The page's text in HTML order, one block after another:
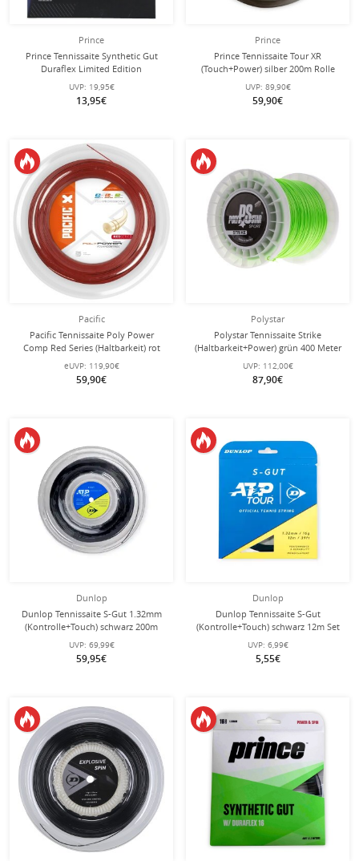
Prince
Prince Tennissaite Synthetic Gut
Duraflex Limited Edition
(Allround+Haltbarkeit) bunt 12m Set
UVP: 19,95€
13,95€
Prince
Prince Tennissaite Tour XR
(Touch+Power) silber 200m Rolle
UVP: 89,90€
59,90€
Pacific
Pacific Tennissaite Poly Power
Comp Red Series (Haltbarkeit) rot
200m Rolle
eUVP: 119,90€
59,90€
Polystar
Polystar Tennissaite Strike
(Haltbarkeit+Power) grün 400 Meter
Rolle
UVP: 112,00€
87,90€
Dunlop
Dunlop Tennissaite S-Gut 1.32mm
(Kontrolle+Touch) schwarz 200m
Rolle
UVP: 69,99€
59,95€
Dunlop
Dunlop Tennissaite S-Gut
(Kontrolle+Touch) schwarz 12m Set
UVP: 6,99€
5,55€